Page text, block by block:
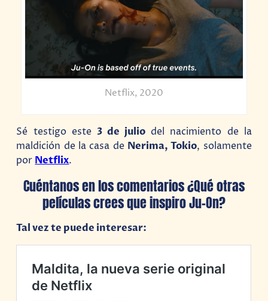
Netflix, 2020
Sé testigo este 3 de julio del nacimiento de la
maldición de la casa de Nerima, Tokio, solamente
porNetflix.
Cuéntanos en los comentarios ¿Qué otras
películas crees que inspiro Ju-On?
Tal vez te puede interesar: